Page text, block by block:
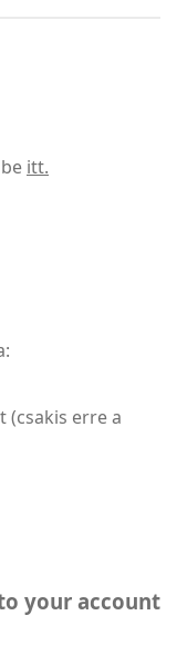
itt.
(csakis erre a
your account